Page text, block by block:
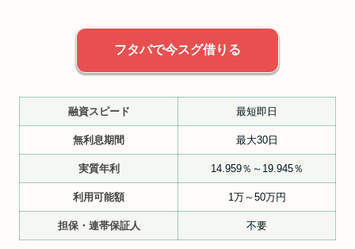
フタバで今スグ借りる
融資スピード 最短即日
無利息期間 最大30日
実質年利 14.959％～19.945％
利用可能額 1万～50万円
担保・連帯保証人 不要